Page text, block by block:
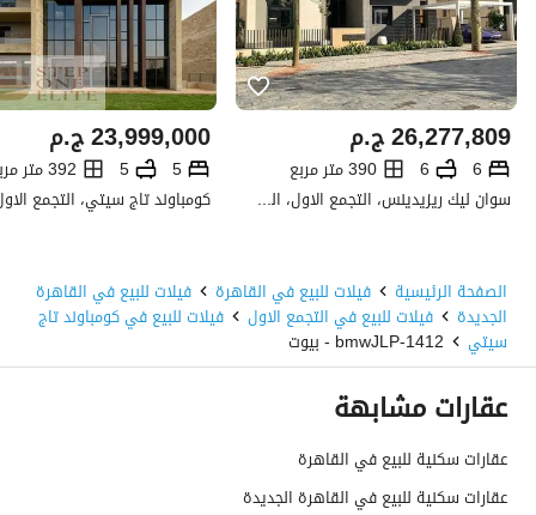
ج.م26,277,809
6
6
390 متر مربع
سوان ليك ريزيدينس، التجمع الاول، القاهرة الجديدة، القاهرة
ج.م23,999,000
5
5 392 متر مربع
الصفحة الرئيسية فيلات للبيع في القاهرة فيلات للبيع في القاهرة
الجديدة فيلات للبيع في التجمع الاول فيلات للبيع في كومباوند تاج
سيتي 1412-bmwJLP - بيوت
عقارات مشابهة
عقارات سكنية للبيع في القاهرة
عقارات سكنية للبيع في القاهرة الجديدة